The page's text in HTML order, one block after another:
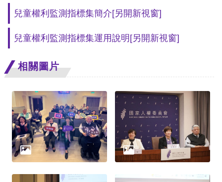
保
護
政
策
政
府
網
站
資
料
兒童權利監測指標集簡介[另開新視窗]
兒童權利監測指標集運用說明 [另開新視窗]
相關圖片